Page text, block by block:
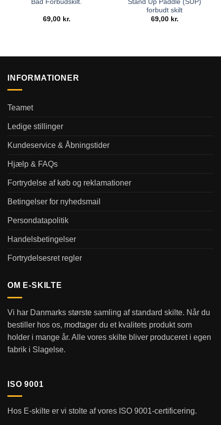
Båd Forbudskilt.
69,00 kr.
Stand Up Paddle (SUP)
forbudt skilt
69,00 kr.
INFORMATIONER
Teamet
Ledige stillinger
Kundeservice & Åbningstider
Hjælp & FAQs
Fortrydelse af køb og reklamationer
Betingelser for nyhedsmail
Persondatapolitik
Handelsbetingelser
Fortrydelsesret regler
OM E-SKILTE
Vi har Danmarks største samling af standard skilte. Når du
bestiller hos os, modtager du et kvalitets produkt som
holder i mange år. Alle vores skilte bliver produceret i egen
fabrik i Slagelse.
ISO 9001
Hos E-skilte er vi stolte af vores ISO 9001-certificering.